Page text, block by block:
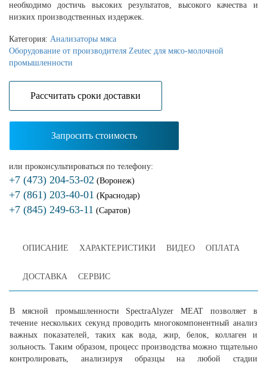
необходимо достичь высоких результатов, высокого качества и
низких производственных издержек.
Категория: Анализаторы мяса
Оборудование от производителя Zeutec для мясо-молочной
промышленности
Расcчитать сроки доставки
Запросить стоимость
или проконсультироваться по телефону:
+7 (473) 204-53-02 (Воронеж)
+7 (861) 203-40-01 (Краснодар)
+7 (845) 249-63-11 (Саратов)
ОПИСАНИЕ ХАРАКТЕРИСТИКИ ВИДЕО ОПЛАТА
ДОСТАВКА СЕРВИС
В мясной промышленности SpectraAlyzer MEAT позволяет в
течение нескольких секунд проводить многокомпонентный анализ
важных показателей, таких как вода, жир, белок, коллаген и
зольность. Таким образом, процесс производства можно тщательно
контролировать, анализируя образцы на любой стадии